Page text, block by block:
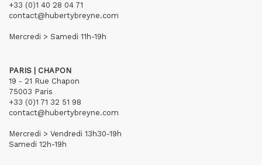
+33 (0)1 40 28 04 71
contact@hubertybreyne.com
Mercredi > Samedi 11h-19h
PARIS | CHAPON
19 - 21 Rue Chapon
75003 Paris
+33 (0)1 71 32 51 98
contact@hubertybreyne.com
Mercredi > Vendredi 13h30-19h
Samedi 12h-19h